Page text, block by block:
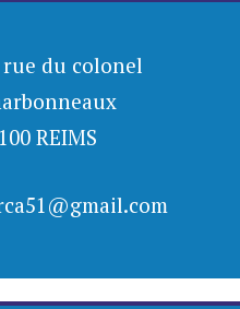
rue du colonel
REIMS